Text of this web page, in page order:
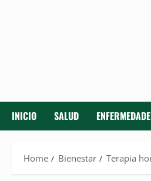
INICIO SALUD
Home Bienestar Terapia